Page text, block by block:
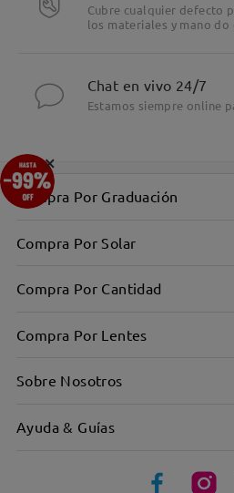
Cubre cualquier defecto
los materiales y mano
Chat en vivo 24/7
Estamos siempre online
Compra Por Graduación
Compra Por Solar
Compra Por Cantidad
Compra Por Lentes
Sobre Nosotros
Ayuda & Guías
×